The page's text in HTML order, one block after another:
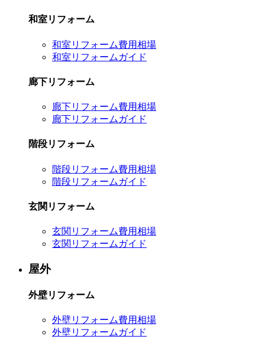
和室リフォーム
和室リフォーム費用相場
和室リフォームガイド
廊下リフォーム
廊下リフォーム費用相場
廊下リフォームガイド
階段リフォーム
階段リフォーム費用相場
階段リフォームガイド
玄関リフォーム
玄関リフォーム費用相場
玄関リフォームガイド
屋外
外壁リフォーム
外壁リフォーム費用相場
外壁リフォームガイド